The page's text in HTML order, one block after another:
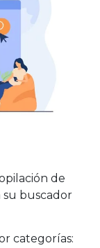
de
su buscador
categorías: